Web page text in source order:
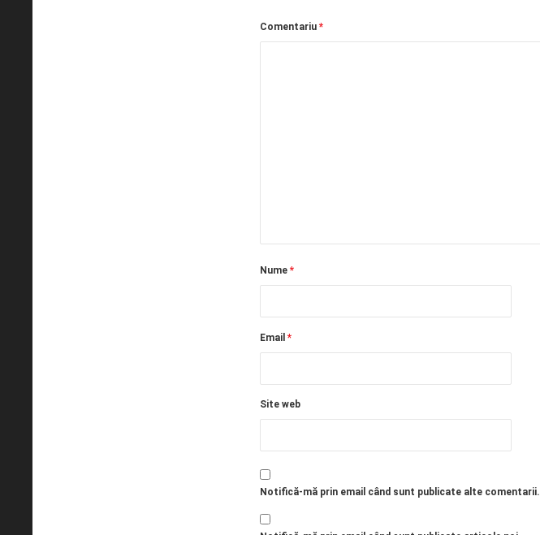
Comentariu *
Nume *
Email *
Site web
Notifică-mă prin email când sunt publicate alte comentarii.